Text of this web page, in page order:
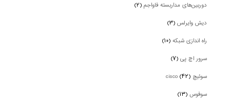
دوربین‌های مداربسته فاواجم(۲)
دیش وایرلس(۳)
راه اندازی شبکه(۱۰)
سرور اچ پی(۷)
سوئیچ cisco (۴۲)
سوفوس(۱۳)